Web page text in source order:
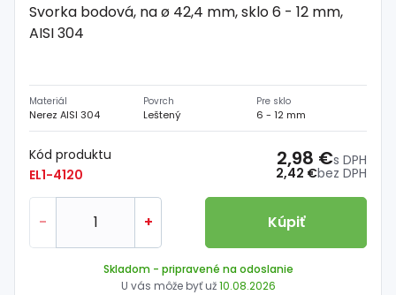
Svorka bodová, na ø 42,4 mm, sklo 6 - 12 mm,
AISI 304
Materiál
Nerez AISI 304
Povrch
Leštený
Pre sklo
6 - 12 mm
Kód produktu
EL1-4120
2,42 €bez DPH
2,98 €s DPH
- + Kúpiť
Skladom - pripravené na odoslanie
U vás môže byť už10.08.2026